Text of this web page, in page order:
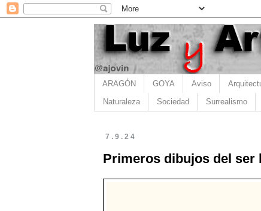
ARAGÓN GOYA Aviso
Naturaleza Sociedad Surrealismo
7.9.24
Primeros dibujos del ser